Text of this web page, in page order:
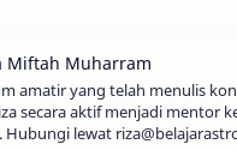
amatir yang telah menulis
secara aktif menjadi mentor
Hubungi lewat